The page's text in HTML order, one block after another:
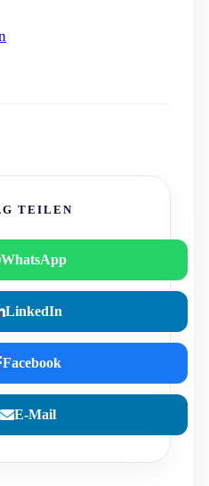
TEILEN
WhatsApp
LinkedIn
Facebook
E-Mail